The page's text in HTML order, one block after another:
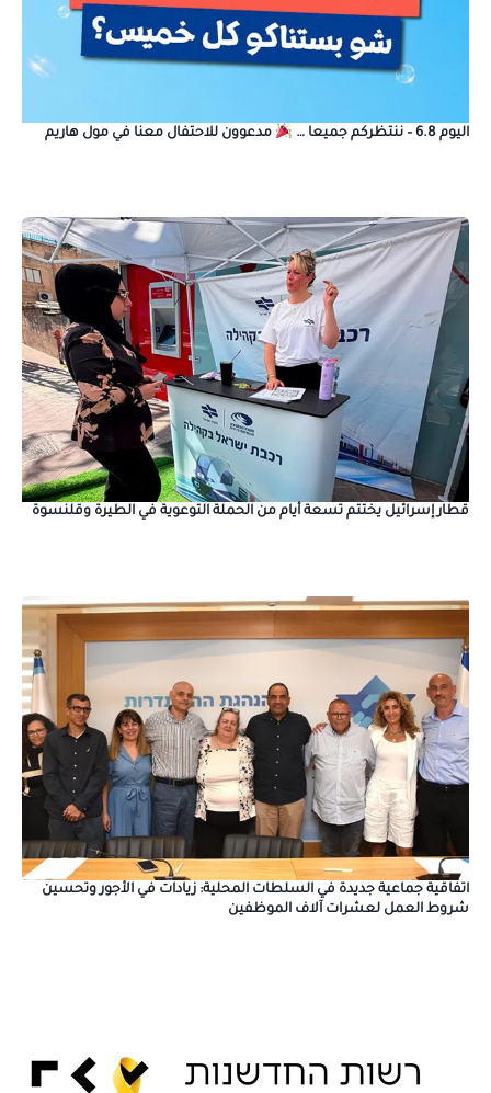
اليوم 6.8 – ننتظركم جميعا … مدعوون للاحتفال معنا في مول هاريم
قطار إسرائيل يختتم تسعة أيام من الحملة التوعوية في الطيرة وقلنسوة
اتفاقية جماعية جديدة في السلطات المحلية: زيادات في الأجور وتحسين
شروط العمل لعشرات آلاف الموظفين